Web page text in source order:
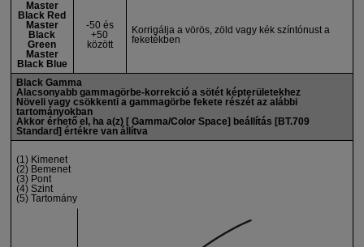
Master
Black Red
Master
Black
Green
Master
Black Blue
-50 és
+50
között
Korrigálja a vörös, zöld vagy kék színtónust a
feketékben
Black Gamma
Alacsonyabb gammagörbe-korrekció a sötét képterületekhez
Növeli vagy csökkenti a gammagörbe fekete részét az alábbi
tartományokban
Akkor érhető el, ha a(z) [ Gamma/Color Space] beállítás [BT.709
Standard] értékre van állítva
(1) Kimenet
(2) Bemenet
(3) Pont
(4) Szint
(5) Tartomány